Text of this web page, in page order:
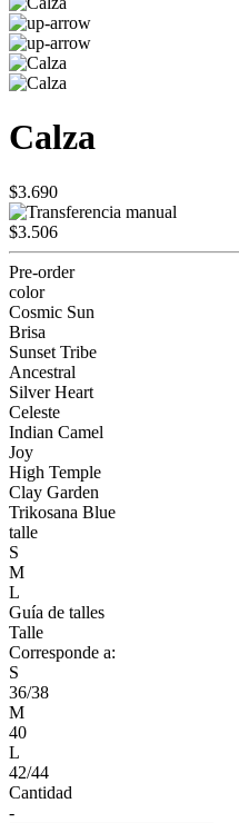
Calza
$3.690
$3.506
Pre-order
color
Cosmic Sun
Brisa
Sunset Tribe
Ancestral
Silver Heart
Celeste
Indian Camel
Joy
High Temple
Clay Garden
Trikosana Blue
talle
S
M
L
Guía de talles
Talle
Corresponde a:
S
36/38
M
40
L
42/44
Cantidad
-